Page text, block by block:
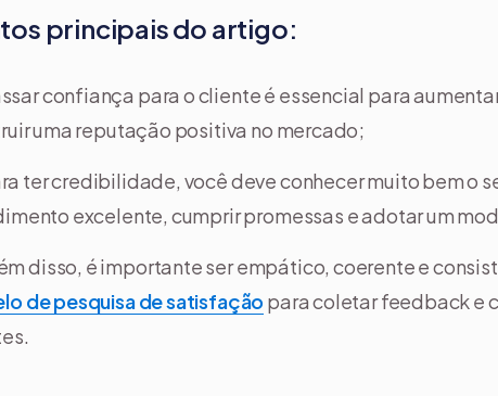
principais do artigo:
confiança para o cliente é essencial para
uma reputação positiva no mercado;
ter credibilidade, você deve conhecer muito bem o
excelente, cumprir promessas e adotar um
disso, é importante ser empático, coerente e
de pesquisa de satisfação para coletar feedback e